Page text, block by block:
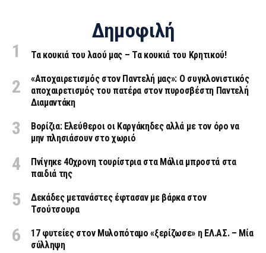
Δημοφιλή
Τα κουκιά του λαού μας – Τα κουκιά του Κρητικού!
«Aποχαιρετισμός στον Παντελή μας»: Ο συγκλονιστικός
αποχαιρετισμός του πατέρα στον πυροσβέστη Παντελή
Διαμαντάκη
Βορίζια: Ελεύθεροι οι Καργάκηδες αλλά με τον όρο να
μην πλησιάσουν στο χωριό
Πνίγηκε 40χρονη τουρίστρια στα Μάλια μπροστά στα
παιδιά της
Δεκάδες μετανάστες έφτασαν με βάρκα στον
Τσούτσουρα
17 φυτείες στον Μυλοπόταμο «ξερίζωσε» η ΕΛ.ΑΣ. – Μία
σύλληψη